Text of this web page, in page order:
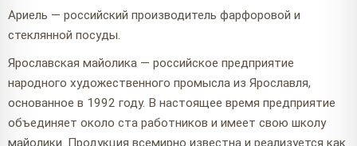
Ариель — российский производитель фарфоровой и
стеклянной посуды.
Ярославская майолика — российское предприятие
народного художественного промысла из Ярославля,
основанное в 1992 году. В настоящее время предприятие
объединяет около ста работников и имеет свою школу
майолики. Продукция всемирно известна и реализуется как